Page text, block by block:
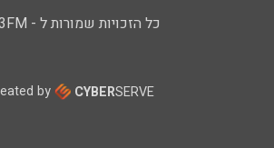
כל הזכויות שמורות ל - 103FM
by CYBERSERVE